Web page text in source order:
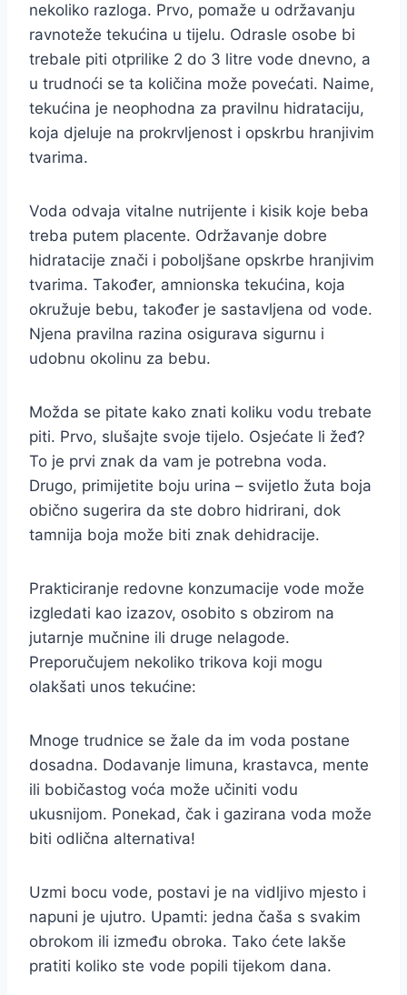
nekoliko razloga. Prvo, pomaže u održavanju
ravnoteže tekućina u tijelu. Odrasle osobe bi
trebale piti otprilike 2 do 3 litre vode dnevno, a
u trudnoći se ta količina može povećati. Naime,
tekućina je neophodna za pravilnu hidrataciju,
koja djeluje na prokrvljenost i opskrbu hranjivim
tvarima.
Voda odvaja vitalne nutrijente i kisik koje beba
treba putem placente. Održavanje dobre
hidratacije znači i poboljšane opskrbe hranjivim
tvarima. Također, amnionska tekućina, koja
okružuje bebu, također je sastavljena od vode.
Njena pravilna razina osigurava sigurnu i
udobnu okolinu za bebu.
Možda se pitate kako znati koliku vodu trebate
piti. Prvo, slušajte svoje tijelo. Osjećate li žeđ?
To je prvi znak da vam je potrebna voda.
Drugo, primijetite boju urina – svijetlo žuta boja
obično sugerira da ste dobro hidrirani, dok
tamnija boja može biti znak dehidracije.
Prakticiranje redovne konzumacije vode može
izgledati kao izazov, osobito s obzirom na
jutarnje mučnine ili druge nelagode.
Preporučujem nekoliko trikova koji mogu
olakšati unos tekućine:
Mnoge trudnice se žale da im voda postane
dosadna. Dodavanje limuna, krastavca, mente
ili bobičastog voća može učiniti vodu
ukusnijom. Ponekad, čak i gazirana voda može
biti odlična alternativa!
Uzmi bocu vode, postavi je na vidljivo mjesto i
napuni je ujutro. Upamti: jedna čaša s svakim
obrokom ili između obroka. Tako ćete lakše
pratiti koliko ste vode popili tijekom dana.